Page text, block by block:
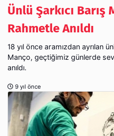
Ünlü Şarkıcı Barış
Rahmetle Anıldı
18 yıl önce aramızdan ayrılan
Manço, geçtiğimiz günlerde
anıldı.
9 yıl önce